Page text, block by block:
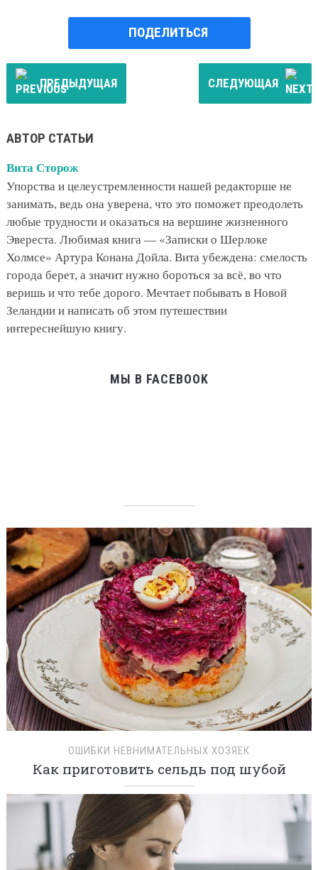
ПОДЕЛИТЬСЯ
ПРЕДЫДУЩАЯ СЛЕДУЮЩАЯ
АВТОР СТАТЬИ
Вита Сторож
Упорства и целеустремленности нашей редакторше не
занимать, ведь она уверена, что это поможет преодолеть
любые трудности и оказаться на вершине жизненного
Эвереста. Любимая книга — «Записки о Шерлоке
Холмсе» Артура Конана Дойла. Вита убеждена: смелость
города берет, а значит нужно бороться за всё, во что
веришь и что тебе дорого. Мечтает побывать в Новой
Зеландии и написать об этом путешествии
интереснейшую книгу.
МЫ В FACEBOOK
ОШИБКИ НЕВНИМАТЕЛЬНЫХ ХОЗЯЕК
Как приготовить сельдь под шубой